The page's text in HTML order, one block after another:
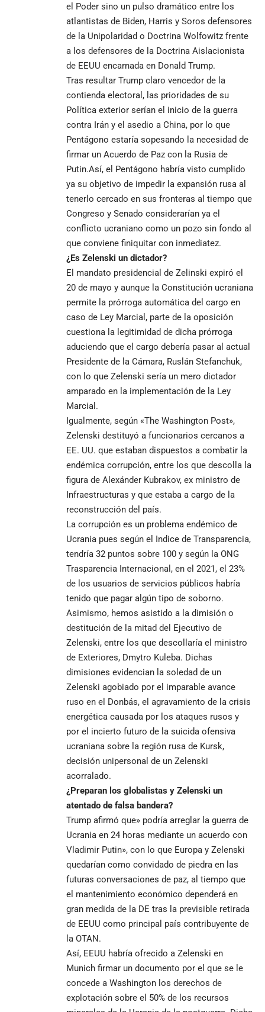
el Poder sino un pulso dramático entre los
atlantistas de Biden, Harris y Soros defensores
de la Unipolaridad o Doctrina Wolfowitz frente
a los defensores de la Doctrina Aislacionista
de EEUU encarnada en Donald Trump.
Tras resultar Trump claro vencedor de la
contienda electoral, las prioridades de su
Política exterior serían el inicio de la guerra
contra Irán y el asedio a China, por lo que
Pentágono estaría sopesando la necesidad de
firmar un Acuerdo de Paz con la Rusia de
Putin.Así, el Pentágono habría visto cumplido
ya su objetivo de impedir la expansión rusa al
tenerlo cercado en sus fronteras al tiempo que
Congreso y Senado considerarían ya el
conflicto ucraniano como un pozo sin fondo al
que conviene finiquitar con inmediatez.
¿Es Zelenski un dictador?
El mandato presidencial de Zelinski expiró el
20 de mayo y aunque la Constitución ucraniana
permite la prórroga automática del cargo en
caso de Ley Marcial, parte de la oposición
cuestiona la legitimidad de dicha prórroga
aduciendo que el cargo debería pasar al actual
Presidente de la Cámara, Ruslán Stefanchuk,
con lo que Zelenski sería un mero dictador
amparado en la implementación de la Ley
Marcial.
Igualmente, según «The Washington Post»,
Zelenski destituyó a funcionarios cercanos a
EE. UU. que estaban dispuestos a combatir la
endémica corrupción, entre los que descolla la
figura de Alexánder Kubrakov, ex ministro de
Infraestructuras y que estaba a cargo de la
reconstrucción del país.
La corrupción es un problema endémico de
Ucrania pues según el Indice de Transparencia,
tendría 32 puntos sobre 100 y según la ONG
Trasparencia Internacional, en el 2021, el 23%
de los usuarios de servicios públicos habría
tenido que pagar algún tipo de soborno.
Asimismo, hemos asistido a la dimisión o
destitución de la mitad del Ejecutivo de
Zelenski, entre los que descollaría el ministro
de Exteriores, Dmytro Kuleba. Dichas
dimisiones evidencian la soledad de un
Zelenski agobiado por el imparable avance
ruso en el Donbás, el agravamiento de la crisis
energética causada por los ataques rusos y
por el incierto futuro de la suicida ofensiva
ucraniana sobre la región rusa de Kursk,
decisión unipersonal de un Zelenski
acorralado.
¿Preparan los globalistas y Zelenski un
atentado de falsa bandera?
Trump afirmó que» podría arreglar la guerra de
Ucrania en 24 horas mediante un acuerdo con
Vladimir Putin», con lo que Europa y Zelenski
quedarían como convidado de piedra en las
futuras conversaciones de paz, al tiempo que
el mantenimiento económico dependerá en
gran medida de la DE tras la previsible retirada
de EEUU como principal país contribuyente de
la OTAN.
Así, EEUU habría ofrecido a Zelenski en
Munich firmar un documento por el que se le
concede a Washington los derechos de
explotación sobre el 50% de los recursos